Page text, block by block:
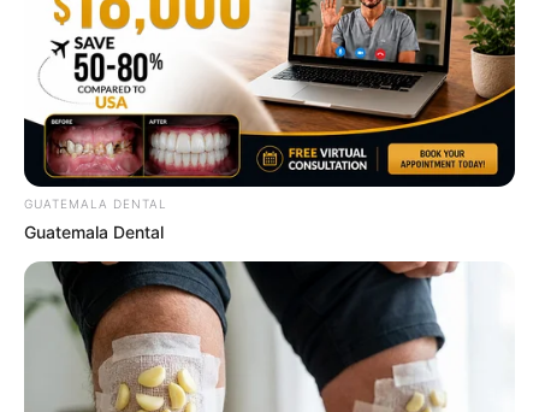
ER Doctor: "I Threw Out My Viagra After What I
Found On CVS Aisle 7"
FRIDAY PLANS
GUATEMALA DENTAL
Guatemala Dental